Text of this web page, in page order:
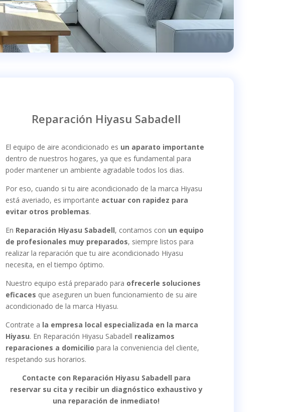
Reparación Hiyasu Sabadell
El equipo de aire acondicionado es un aparato importante
dentro de nuestros hogares, ya que es fundamental para
poder mantener un ambiente agradable todos los dias.
Por eso, cuando si tu aire acondicionado de la marca Hiyasu
está averiado, es importante actuar con rapidez para
evitar otros problemas.
En Reparación Hiyasu Sabadell, contamos con un equipo
de profesionales muy preparados, siempre listos para
realizar la reparación que tu aire acondicionado Hiyasu
necesita, en el tiempo óptimo.
Nuestro equipo está preparado para ofrecerle soluciones
eficaces que aseguren un buen funcionamiento de su aire
acondicionado de la marca Hiyasu.
Contrate a la empresa local especializada en la marca
Hiyasu. En Reparación Hiyasu Sabadell realizamos
reparaciones a domicilio para la conveniencia del cliente,
respetando sus horarios.
Contacte con Reparación Hiyasu Sabadell para
reservar su cita y recibir un diagnóstico exhaustivo y
una reparación de inmediato!